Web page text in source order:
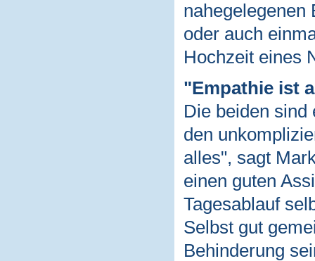
nahegelegenen
oder auch
Hochzeit eines
"Empathie ist
Die beiden sind
den
alles", sagt
einen guten
Tagesablauf
Selbst gut
Behinderung